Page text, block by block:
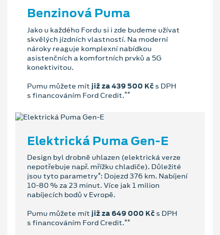
Benzinová Puma
Jako u každého Fordu si i zde budeme užívat
skvělých jízdních vlastností. Na moderní
nároky reaguje komplexní nabídkou
asistenčních a komfortních prvků a 5G
konektivitou.
Pumu můžete mít již za 439 500 Kčs DPH
s financováním Ford Credit.**
Elektrická Puma Gen-E
Design byl drobně uhlazen (elektrická verze
nepotřebuje např. mřížku chladiče). Důležité
jsou tyto parametry*: Dojezd 376 km. Nabíjení
10-80 % za 23 minut. Více jak 1 milion
nabíjecích bodů v Evropě.
Pumu můžete mít již za 649 000 Kčs DPH
s financováním Ford Credit.**